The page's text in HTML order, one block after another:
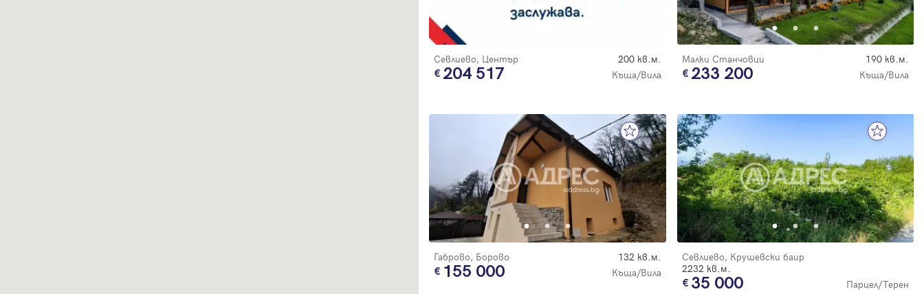
Севлиево, Център 200 кв.м.
204 517 Къща/Вила
Малки Станчовци 190 кв.м.
233 200 Къща/Вила
Габрово, Борово 132 кв.м.
155 000 Къща/Вила
Севлиево, Крушевски баир
2232 кв.м.
35 000 Парцел/Терен